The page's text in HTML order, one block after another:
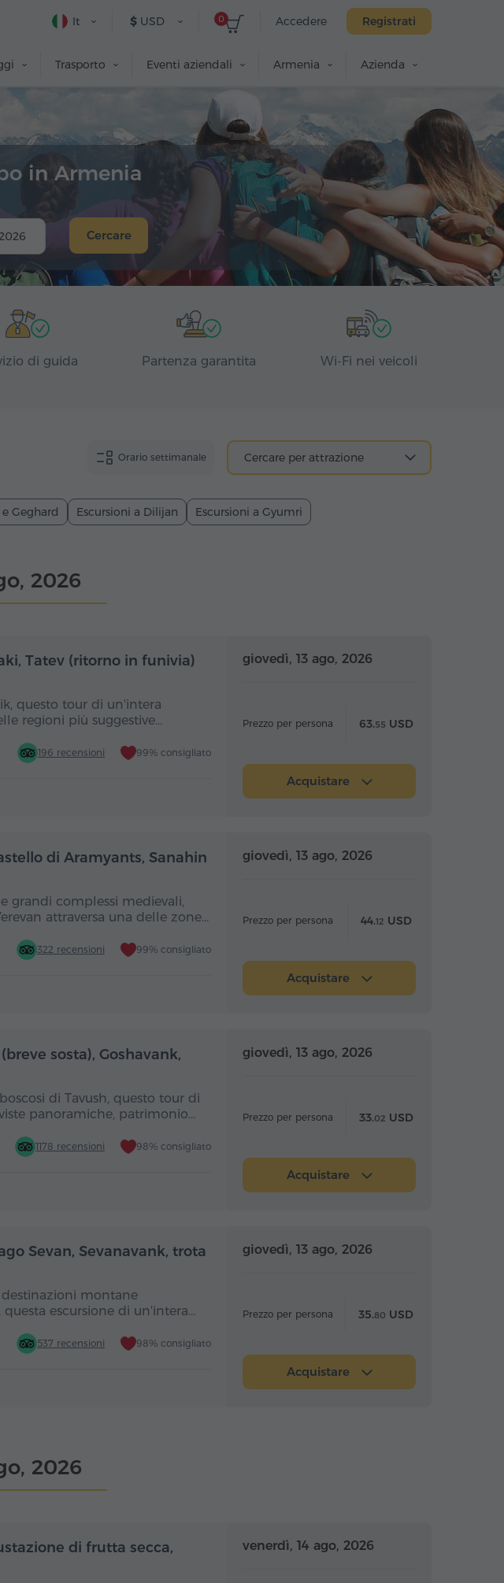
Accedere Registrati
0
$ USD
It
Trasporto Eventi aziendali Armenia Azienda
in Armenia
Cercare
di guida Partenza garantita Wi-Fi nei veicoli
Cercare per attrazione
Orario settimanale
Geghard Escursioni a Dilijan
Escursioni a Gyumri
2026
Giornata intera Giornata intera
Tatev (ritorno in funivia)
questo tour di un'intera
regioni più suggestive…
196 recensioni 99% consigliato
giovedì, 13 ago, 2026
Prezzo per persona 63.55 USD
Acquistare
Giornata intera Giornata intera
di Aramyants, Sanahin
grandi complessi medievali,
attraversa una delle zone…
322 recensioni 99% consigliato
giovedì, 13 ago, 2026
Prezzo per persona 44.12 USD
Acquistare
Giornata intera Giornata intera
sosta), Goshavank,
di Tavush, questo tour di
panoramiche, patrimonio…
1178 recensioni 98% consigliato
giovedì, 13 ago, 2026
Prezzo per persona 33.02 USD
Acquistare
Giornata intera Giornata intera
Sevan, Sevanavank, trota
montane
escursione di un'intera…
537 recensioni 98% consigliato
giovedì, 13 ago, 2026
Prezzo per persona 35.80 USD
Acquistare
2026
Giornata intera Giornata intera
di frutta secca,
venerdì, 14 ago, 2026